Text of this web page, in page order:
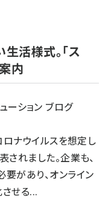
活様式。「ス
内
ーション ブログ
ナウイルスを想定し
れました。企業も、
があり、オンライン
せる...